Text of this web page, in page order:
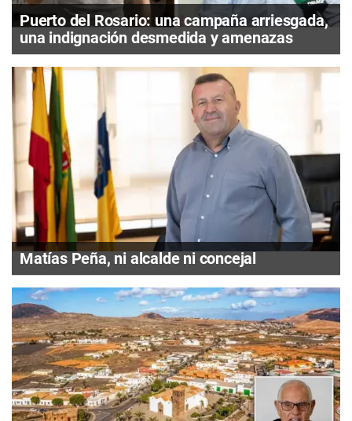
Puerto del Rosario: una campaña arriesgada,
una indignación desmedida y amenazas
Matías Peña, ni alcalde ni concejal